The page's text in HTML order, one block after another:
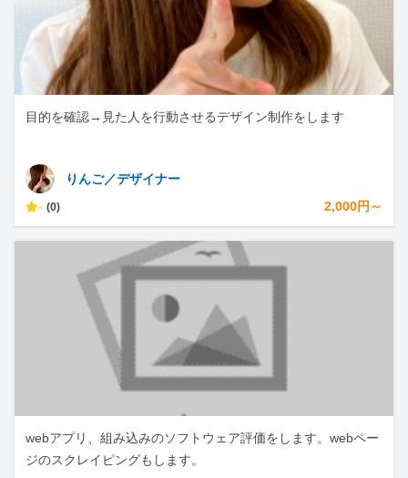
目的を確認→見た人を行動させるデザイン制作をします
りんご／デザイナー
- (0) 2,000円～
webアプリ、組み込みのソフトウェア評価をします。webペー
ジのスクレイピングもします。